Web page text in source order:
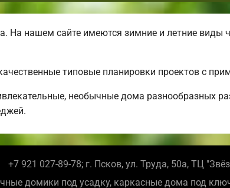
нашем сайте имеются зимние и летние виды
типовые планировки проектов с
необычные дома разнообразных
+7 921 027-89-78; г. Псков, ул. Труда, 50а, ТЦ
домики под усадку, каркасные дома под